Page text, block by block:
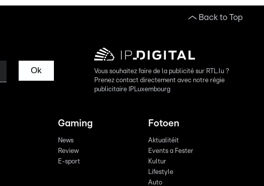
Back to Top
Ok
Vous souhaitez faire de la publicité sur RTL.lu ?
Prenez contact directement avec notre régie
publicitaire IPLuxembourg
Gaming
News
Review
E-sport
Fotoen
Aktualitéit
Events a Fester
Kultur
Lifestyle
Auto